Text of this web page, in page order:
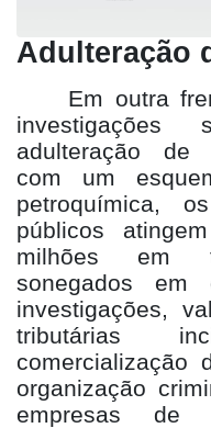
Adulteração
Em outra
investigações
adulteração de
com um
petroquímica,
públicos
milhões em
sonegados em
investigações,
tributárias
comercialização
organização
empresas de